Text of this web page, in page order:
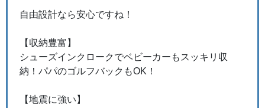
自由設計なら安心ですね！
【収納豊富】
シューズインクロークでベビーカーもスッキリ収
納！パパのゴルフバックもOK！
【地震に強い】